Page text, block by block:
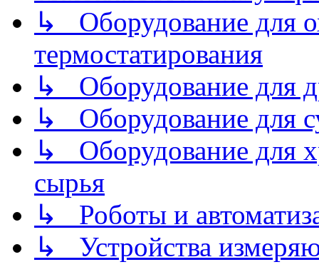
↳ Оборудование для
термостатирования
↳ Оборудование для
↳ Оборудование для
↳ Оборудование для
сырья
↳ Роботы и
↳ Устройства